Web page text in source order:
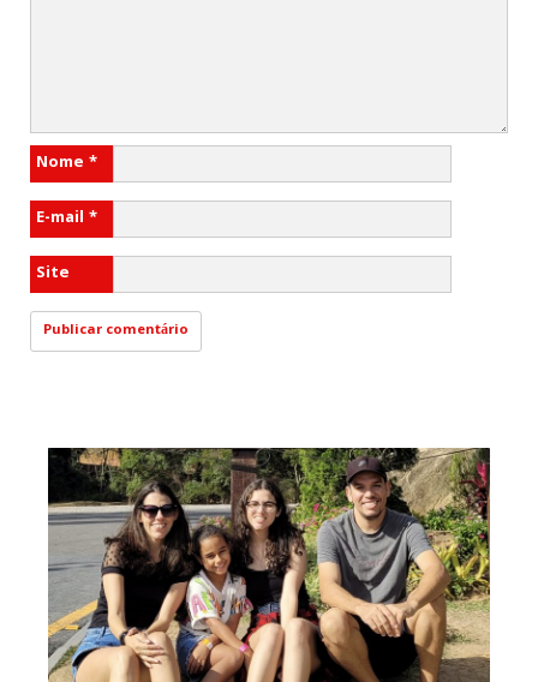
Nome *
E-mail *
Site